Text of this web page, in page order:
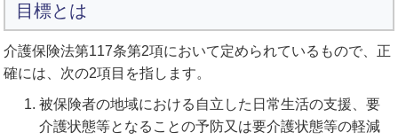
目標とは
介護保険法第117条第2項において定められているもので、正
確には、次の2項目を指します。
被保険者の地域における自立した日常生活の支援、要
介護状態等となることの予防又は要介護状態等の軽減